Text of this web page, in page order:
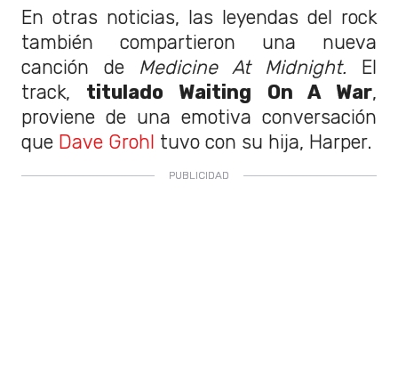
En otras noticias, las leyendas del rock
también compartieron una nueva
canción de Medicine At Midnight.
El
track, titulado Waiting On A War,
proviene de una emotiva conversación
que Dave Grohl tuvo con su hija, Harper.